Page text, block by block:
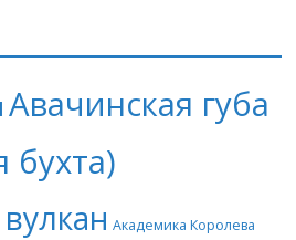
Авачинская губа
бухта)
Академика Королева